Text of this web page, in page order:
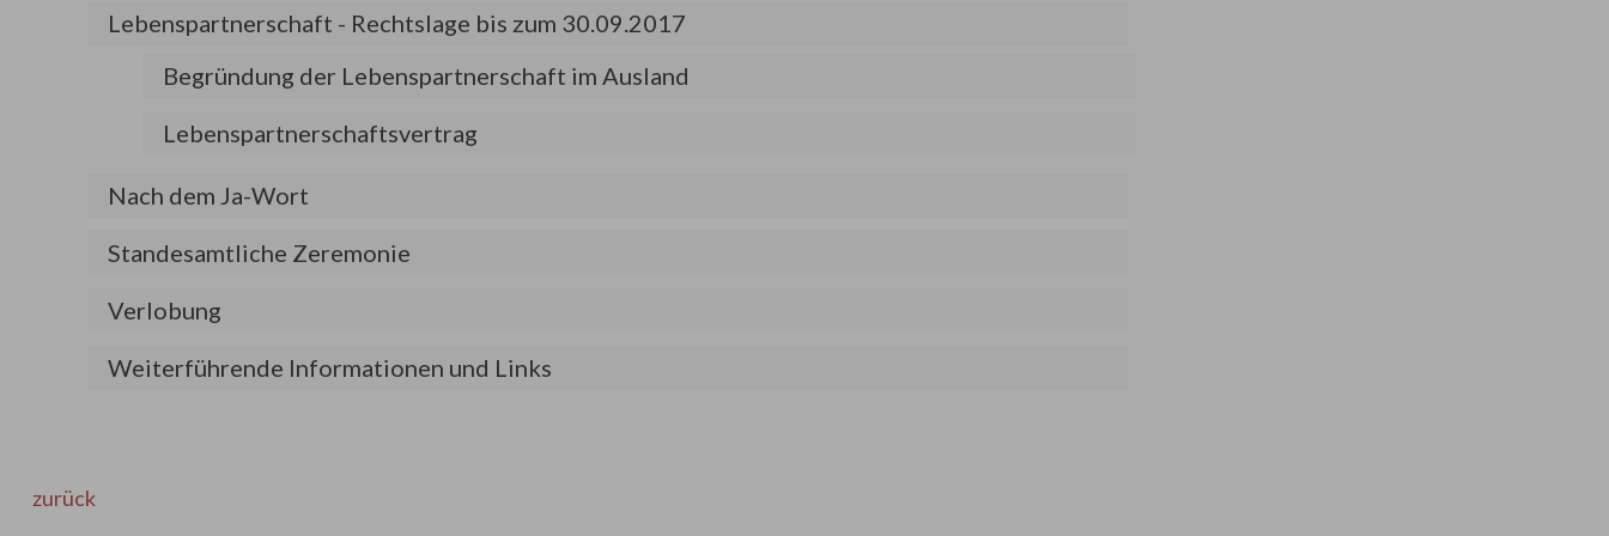
Lebenspartnerschaft - Rechtslage bis zum 30.09.2017
Begründung der Lebenspartnerschaft im Ausland
Lebenspartnerschaftsvertrag
Nach dem Ja-Wort
Standesamtliche Zeremonie
Verlobung
Weiterführende Informationen und Links
zurück